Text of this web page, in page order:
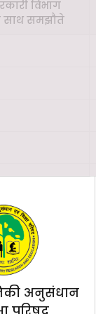
विभाग
समझौते
अनुसंधान